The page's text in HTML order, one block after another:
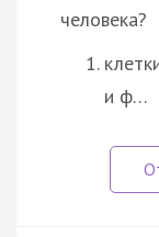
человека?
и ф…